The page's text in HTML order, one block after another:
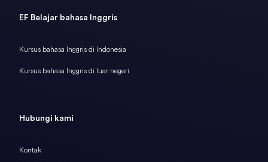
EF Belajar bahasa Inggris
Kursus bahasa Inggris di Indonesia
Kursus bahasa Inggris di luar negeri
Hubungi kami
Kontak